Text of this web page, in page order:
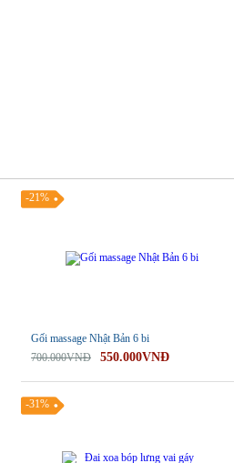
Gối massage Nhật Bản 6 bi
700.000VNĐ
550.000VNĐ
-21%
-31%